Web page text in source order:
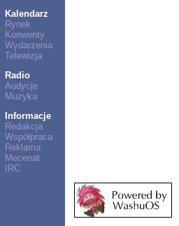
Kalendarz
Rynek
Konwenty
Wydarzenia
Telewizja
Radio
Audycje
Muzyka
Informacje
Redakcja
Współpraca
Reklama
Mecenat
IRC